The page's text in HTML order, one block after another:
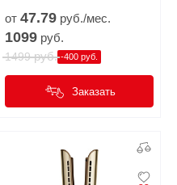
от 47.79 руб./мес.
1099 руб.
1499руб. -400 руб.
Заказать